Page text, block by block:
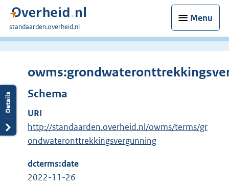
Menu
U
bent
standaarden.overheid.nl
Schema
URI
http://standaarden.overheid.nl/owms/terms/gr
ondwateronttrekkingsvergunning
dcterms:date
2022-11-26